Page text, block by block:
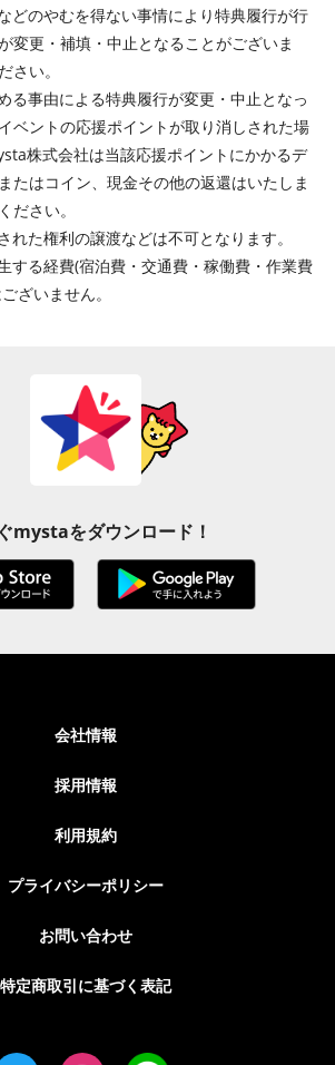
どのやむを得ない事情により特典履行が行
変更・補填・中止となることがございま
さい。
る事由による特典履行が変更・中止となっ
ベントの応援ポイントが取り消しされた場
株式会社は当該応援ポイントにかかるデ
たはコイン、現金その他の返還はいたしま
ださい。
れた権利の譲渡などは不可となります。
する経費(宿泊費・交通費・稼働費・作業費
ざいません。
mystaをダウンロード！
会社情報
採用情報
利用規約
プライバシーポリシー
お問い合わせ
特定商取引に基づく表記